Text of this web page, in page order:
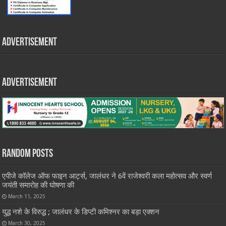
Advertisement
Advertisement
Random Posts
एपीजे कॉलेज ऑफ फाइन आर्ट्स, जालंधर ने 6वें राजेश्वरी कला महोत्सव और स्वर्ण
जयंती समारोह की घोषणा की
March 11, 2025
युद्ध नशे के विरुद्ध ; जालंधर के डिप्टी कमिश्नर का बड़ा एक्शन
March 30, 2025